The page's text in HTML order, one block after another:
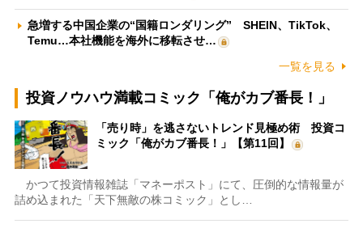
急増する中国企業の“国籍ロンダリング” SHEIN、TikTok、
Temu…本社機能を海外に移転させ…
一覧を見る
投資ノウハウ満載コミック「俺がカブ番長！」
「売り時」を逃さないトレンド見極め術 投資コ
ミック「俺がカブ番長！」【第11回】
かつて投資情報雑誌「マネーポスト」にて、圧倒的な情報量が
詰め込まれた「天下無敵の株コミック」とし…